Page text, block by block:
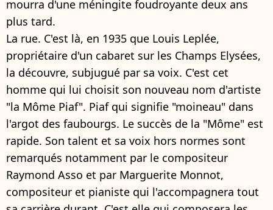
mourra d'une méningite foudroyante deux ans
plus tard.
La rue. C'est là, en 1935 que Louis Leplée,
propriétaire d'un cabaret sur les Champs Elysées,
la découvre, subjugué par sa voix. C'est cet
homme qui lui choisit son nouveau nom d'artiste
"la Môme Piaf". Piaf qui signifie "moineau" dans
l'argot des faubourgs. Le succès de la "Môme" est
rapide. Son talent et sa voix hors normes sont
remarqués notamment par le compositeur
Raymond Asso et par Marguerite Monnot,
compositeur et pianiste qui l'accompagnera tout